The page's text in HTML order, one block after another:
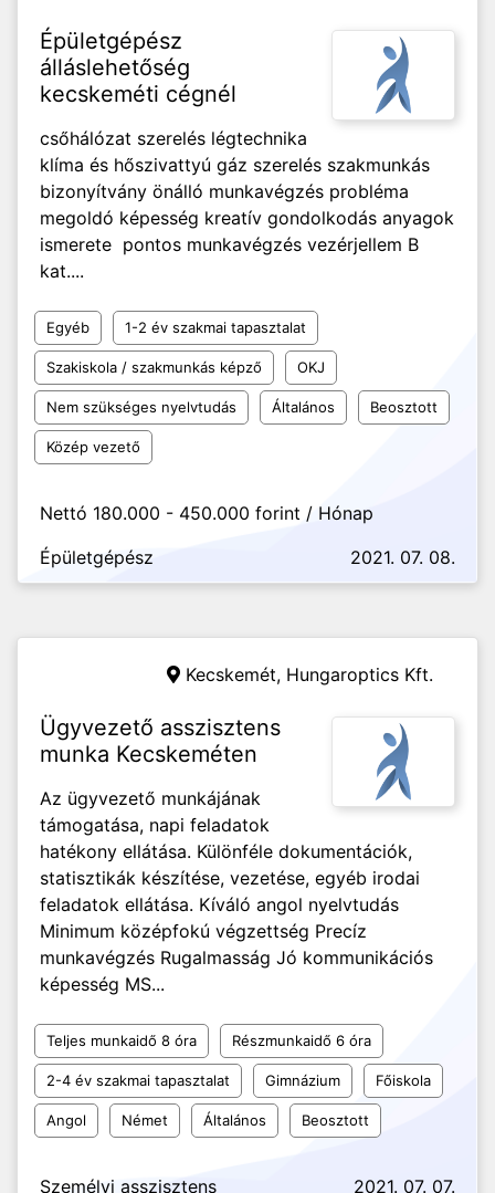
Épületgépész
álláslehetőség
kecskeméti cégnél
csőhálózat szerelés légtechnika
klíma és hőszivattyú gáz szerelés szakmunkás
bizonyítvány önálló munkavégzés probléma
megoldó képesség kreatív gondolkodás anyagok
ismerete pontos munkavégzés vezérjellem B
kat....
Egyéb 1-2 év szakmai tapasztalat
Szakiskola / szakmunkás képző OKJ
Nem szükséges nyelvtudás Általános Beosztott
Közép vezető
Nettó 180.000 - 450.000 forint / Hónap
Épületgépész
2021. 07. 08.
Kecskemét, Hungaroptics Kft.
Ügyvezető asszisztens
munka Kecskeméten
Az ügyvezető munkájának
támogatása, napi feladatok
hatékony ellátása. Különféle dokumentációk,
statisztikák készítése, vezetése, egyéb irodai
feladatok ellátása. Kíváló angol nyelvtudás
Minimum középfokú végzettség Precíz
munkavégzés Rugalmasság Jó kommunikációs
képesség MS...
Teljes munkaidő 8 óra Részmunkaidő 6 óra
2-4 év szakmai tapasztalat Gimnázium Főiskola
Angol Német Általános Beosztott
Személyi asszisztens 2021. 07. 07.